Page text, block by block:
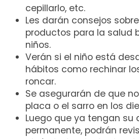
cepillarlo, etc.
Les darán consejos
productos para la salud
niños.
Verán si el niño está
hábitos como rechinar
roncar.
Se asegurarán de que
placa o el sarro en los
Luego que ya tengan su
permanente, podrán